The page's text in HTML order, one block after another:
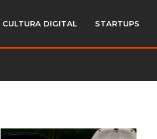
CULTURA DIGITAL STARTUPS